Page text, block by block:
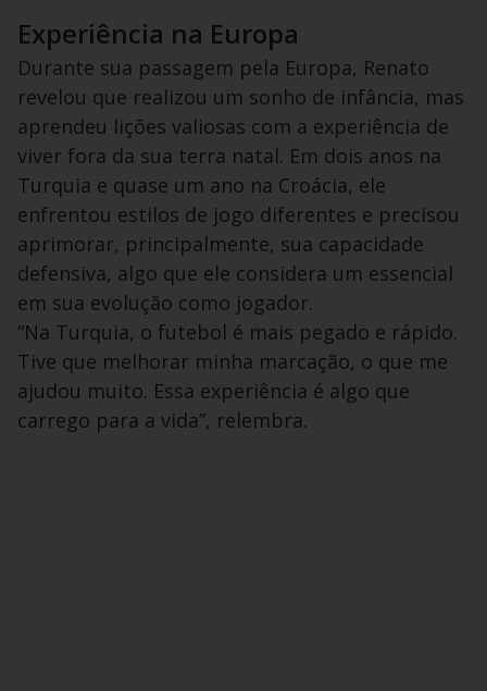
Experiência na Europa
Durante sua passagem pela Europa, Renato
revelou que realizou um sonho de infância, mas
aprendeu lições valiosas com a experiência de
viver fora da sua terra natal. Em dois anos na
Turquia e quase um ano na Croácia, ele
enfrentou estilos de jogo diferentes e precisou
aprimorar, principalmente, sua capacidade
defensiva, algo que ele considera um essencial
em sua evolução como jogador.
“Na Turquia, o futebol é mais pegado e rápido.
Tive que melhorar minha marcação, o que me
ajudou muito. Essa experiência é algo que
carrego para a vida”, relembra.